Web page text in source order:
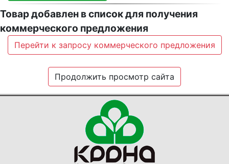
Товар добавлен в список для получения
коммерческого предложения
Перейти к запросу коммерческого предложения
Продолжить просмотр сайта